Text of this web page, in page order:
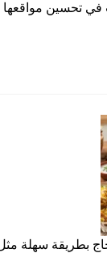
في تحسين مواقعها
بطريقة سهلة